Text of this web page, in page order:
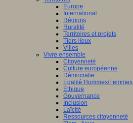
Europe
International
Régions
Ruralité
Territoires et projets
Tiers lieux
Villes
Vivre ensemble
Citoyenneté
Culture européenne
Démocratie
Egalité Hommes/Femmes
Ethique
Gouvernance
Inclusion
Laïcité
Ressources citoyenneté